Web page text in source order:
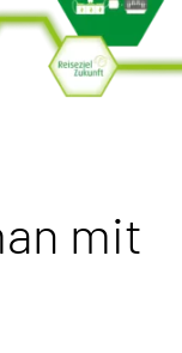
Belag
für den
mit